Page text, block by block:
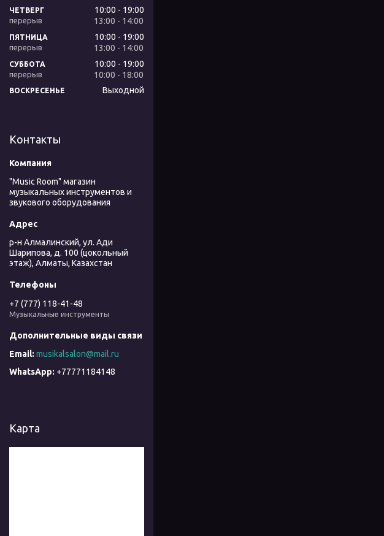
ЧЕТВЕРГ 10:00
19:00
13:00
14:00
ПЯТНИЦА 10:00
19:00
13:00
14:00
СУББОТА 10:00
19:00
10:00
18:00
ВОСКРЕСЕНЬЕ Выходной
Контакты
"Music Room" магазин
музыкальных инструментов и
звукового оборудования
р-н Алмалинский, ул. Ади
Шарипова, д. 100 (цокольный
этаж), Алматы, Казахстан
+7 (777) 118-41-48
Музыкальные инструменты
musikalsalon@mail.ru
+77771184148
Карта